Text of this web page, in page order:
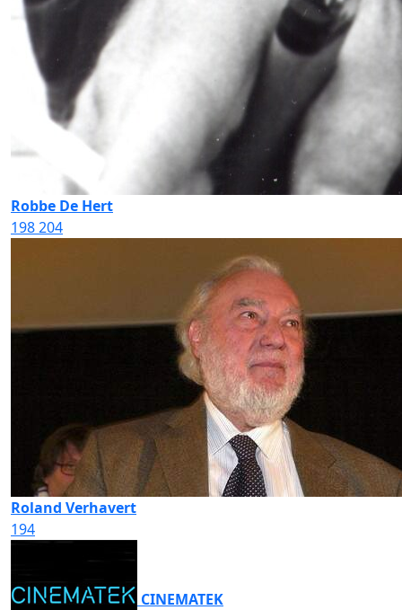
Robbe De Hert
198204
Roland Verhavert
194
CINEMATEK